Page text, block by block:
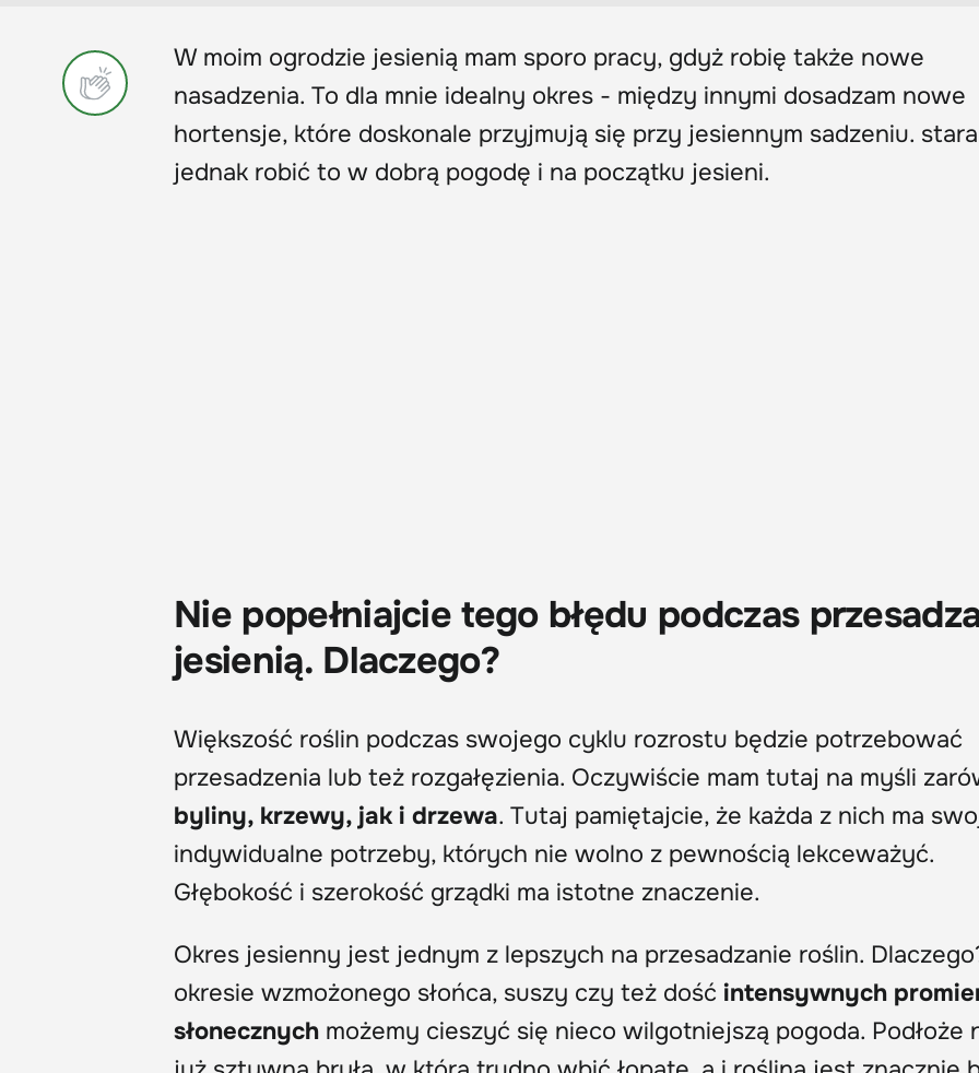
W moim ogrodzie jesienią mam sporo pracy, gdyż robię także nowe
nasadzenia. To dla mnie idealny okres - między innymi dosadzam nowe
hortensje, które doskonale przyjmują się przy jesiennym sadzeniu.
jednak robić to w dobrą pogodę i na początku jesieni.
Nie popełniajcie tego błędu podczas
jesienią. Dlaczego?
Większość roślin podczas swojego cyklu rozrostu będzie potrzebować
przesadzenia lub też rozgałęzienia. Oczywiście mam tutaj na myśli
byliny, krzewy, jak i drzewa. Tutaj pamiętajcie, że każda z nich ma
indywidualne potrzeby, których nie wolno z pewnością lekceważyć.
Głębokość i szerokość grządki ma istotne znaczenie.
Okres jesienny jest jednym z lepszych na przesadzanie roślin.
okresie wzmożonego słońca, suszy czy też dość intensywnych
słonecznych możemy cieszyć się nieco wilgotniejszą pogoda. Podłoże